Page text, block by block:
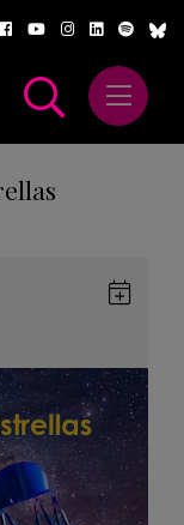
Abrir